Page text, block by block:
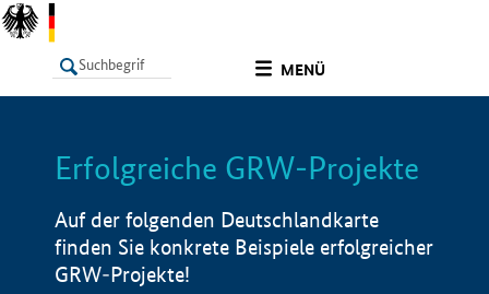
MENÜ
LISTE Info
Erfolgreiche GRW-Projekte
Auf der folgenden Deutschlandkarte
finden Sie konkrete Beispiele erfolgreicher
GRW-Projekte!